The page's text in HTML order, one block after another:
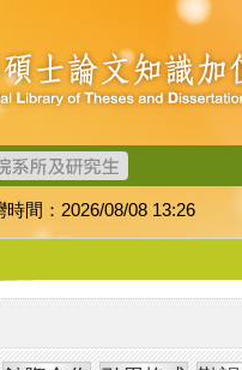
間：2026/08/08 13:26